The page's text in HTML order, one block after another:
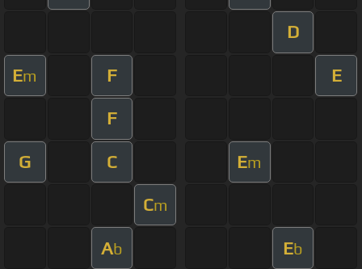
D
Em F E
F
G C Em
Cm
Ab Eb